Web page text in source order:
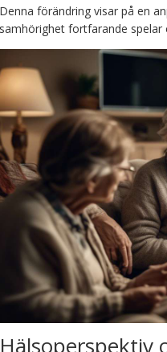
Denna förändring visar på en
samhörighet fortfarande
Hälsoperspektiv